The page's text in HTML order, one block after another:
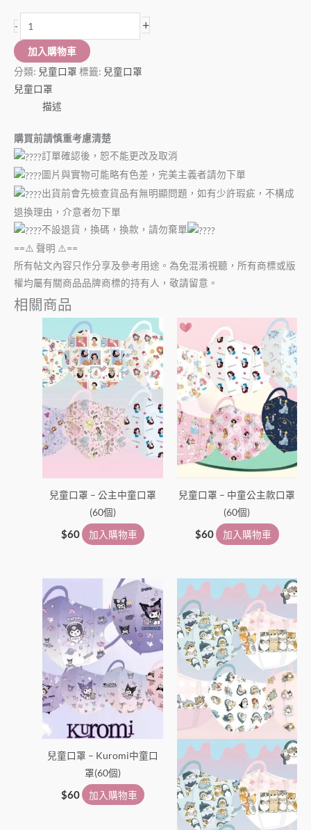
- +
加入購物車
分類: 兒童口罩 標籤: 兒童口罩
兒童口罩
描述
購買前請慎重考慮清楚
訂單確認後，恕不能更改及取消
圖片與實物可能略有色差，完美主義者請勿下單
出貨前會先檢查貨品有無明顯問題，如有少許瑕疵，不構成
退換理由，介意者勿下單
不設退貨，換碼，換款，請勿棄單
==⚠️ 聲明 ⚠️==
所有帖文內容只作分享及參考用途。為免混淆視聽，所有商標或版
權均屬有關商品品牌商標的持有人，敬請留意。
相關商品
兒童口罩 – 公主中童口罩
(60個)
$60 加入購物車
兒童口罩 – 中童公主款口罩
(60個)
$60 加入購物車
兒童口罩 – Kuromi中童口
罩(60個)
$60 加入購物車